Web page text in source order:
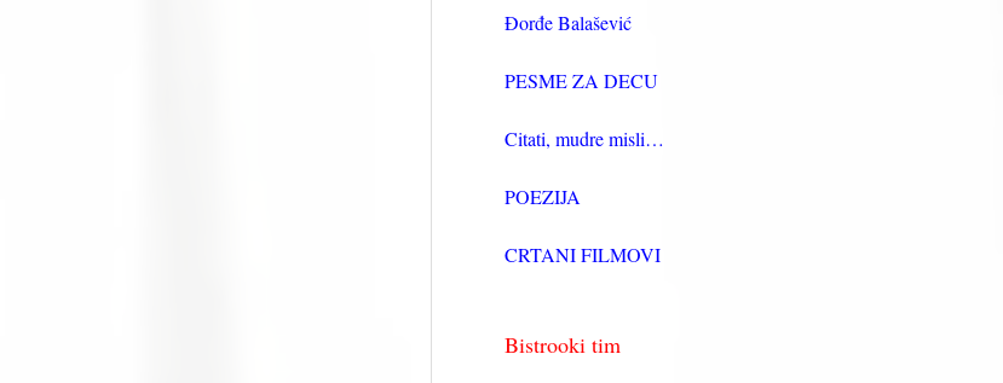
Đorđe Balašević
PESME ZA DECU
Citati, mudre misli…
POEZIJA
CRTANI FILMOVI
Bistrooki tim